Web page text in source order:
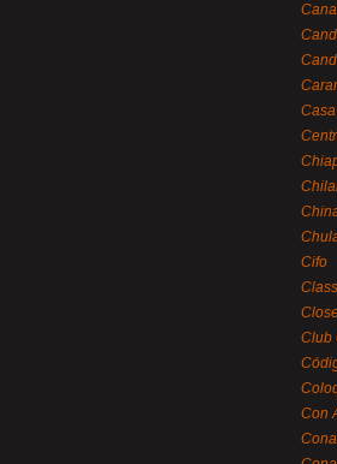
Cifo
Club
Con